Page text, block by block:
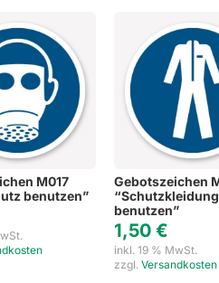
M017
benutzen”
Gebotszeichen
“Schutzkleidung
benutzen”
1,50€
inkl. 19 % MwSt.
zzgl.Versandkosten